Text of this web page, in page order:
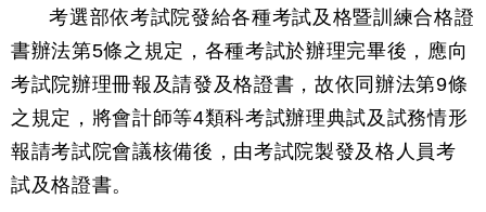
考選部依考試院發給各種考試及格暨訓練合格證
書辦法第5條之規定，各種考試於辦理完畢後，應向
考試院辦理冊報及請發及格證書，故依同辦法第9條
之規定，將會計師等4類科考試辦理典試及試務情形
報請考試院會議核備後，由考試院製發及格人員考
試及格證書。